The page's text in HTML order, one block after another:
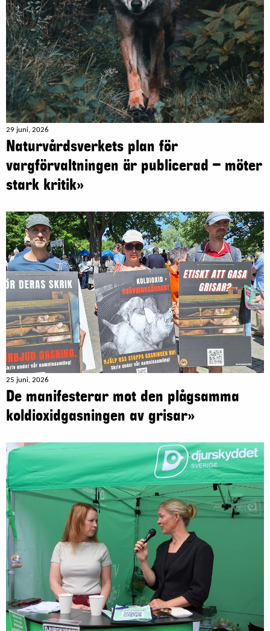
29 juni, 2026
Naturvårdsverkets plan för
vargförvaltningen är publicerad – möter
stark kritik»
25 juni, 2026
De manifesterar mot den plågsamma
koldioxidgasningen av grisar»